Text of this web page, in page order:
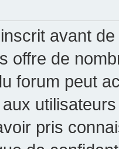
avant
offre de
forum peut
pris